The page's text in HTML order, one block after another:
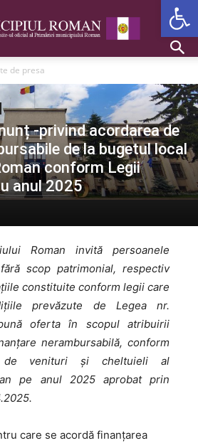
de presa
-privind acordarea de
de la bugetul local
conform Legii
anul 2025
Roman invită persoanele
scop patrimonial, respectiv
constituite conform legii care
prevăzute de Legea nr.
oferta în scopul atribuirii
nerambursabilă, conform
de venituri și cheltuieli al
pe anul 2025 aprobat prin
care se acordă finanțarea